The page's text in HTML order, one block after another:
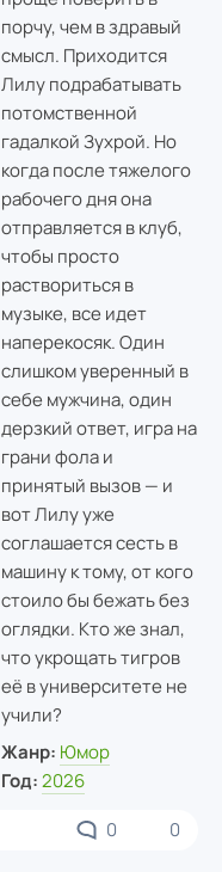
порчу, чем в здравый
смысл. Приходится
Лилу подрабатывать
потомственной
гадалкой Зухрой. Но
когда после тяжелого
рабочего дня она
отправляется в клуб,
чтобы просто
раствориться в
музыке, все идет
наперекосяк. Один
слишком уверенный в
себе мужчина, один
дерзкий ответ, игра на
грани фола и
принятый вызов — и
вот Лилу уже
соглашается сесть в
машину к тому, от кого
стоило бы бежать без
оглядки. Кто же знал,
что укрощать тигров
её в университете не
учили?
Жанр: Юмор
Год: 2026
0 0